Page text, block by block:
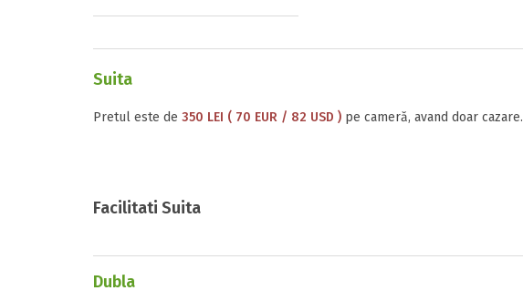
Suita
Pretul este de 350 LEI ( 70 EUR / 82 USD ) pe cameră, avand doar cazare.
Facilitati Suita
Dubla